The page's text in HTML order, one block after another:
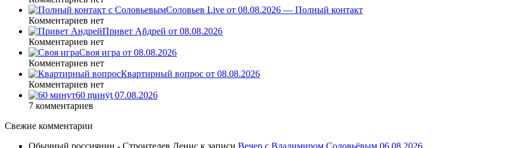
Соловьев Live от 08.08.2026 — Полный контакт
Комментариев нет
Привет Ąñдpей от 08.08.2026
Комментариев нет
Своя игра от 08.08.2026
Комментариев нет
Квартирный вопрос от 08.08.2026
Комментариев нет
60 ṃинẏƫ 07.08.2026
7 комментариев
Свежие комментарии
Обычный россиянин - Строителев Денис к записи Вечер с Владимиром Соловьёвым 06.08.2026